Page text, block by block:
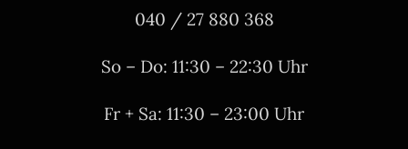
040 / 27 880 368
So – Do: 11:30 – 22:30 Uhr
Fr + Sa: 11:30 – 23:00 Uhr